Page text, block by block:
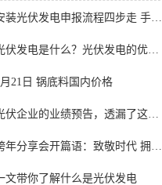
安装光伏发电申报流程四步走 手把手教你装起光伏电站
光伏发电是什么？光伏发电的优缺点有哪些？
21日 锅底料国内价格
光伏企业的业绩预告，透漏了这些信号
跨年分享会开篇语：致敬时代 拥抱变革
文带你了解什么是光伏发电